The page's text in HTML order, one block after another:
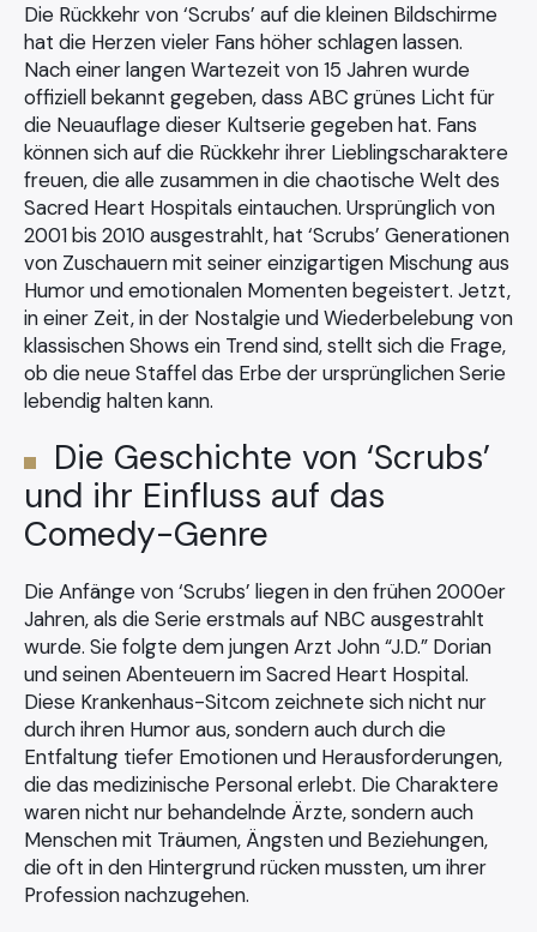
Die Rückkehr von ‘Scrubs’ auf die kleinen Bildschirme
hat die Herzen vieler Fans höher schlagen lassen.
Nach einer langen Wartezeit von 15 Jahren wurde
offiziell bekannt gegeben, dass ABC grünes Licht für
die Neuauflage dieser Kultserie gegeben hat. Fans
können sich auf die Rückkehr ihrer Lieblingscharaktere
freuen, die alle zusammen in die chaotische Welt des
Sacred Heart Hospitals eintauchen. Ursprünglich von
2001 bis 2010 ausgestrahlt, hat ‘Scrubs’ Generationen
von Zuschauern mit seiner einzigartigen Mischung aus
Humor und emotionalen Momenten begeistert. Jetzt,
in einer Zeit, in der Nostalgie und Wiederbelebung von
klassischen Shows ein Trend sind, stellt sich die Frage,
ob die neue Staffel das Erbe der ursprünglichen Serie
lebendig halten kann.
Die Geschichte von ‘Scrubs’
und ihr Einfluss auf das
Comedy-Genre
Die Anfänge von ‘Scrubs’ liegen in den frühen 2000er
Jahren, als die Serie erstmals auf NBC ausgestrahlt
wurde. Sie folgte dem jungen Arzt John “J.D.” Dorian
und seinen Abenteuern im Sacred Heart Hospital.
Diese Krankenhaus-Sitcom zeichnete sich nicht nur
durch ihren Humor aus, sondern auch durch die
Entfaltung tiefer Emotionen und Herausforderungen,
die das medizinische Personal erlebt. Die Charaktere
waren nicht nur behandelnde Ärzte, sondern auch
Menschen mit Träumen, Ängsten und Beziehungen,
die oft in den Hintergrund rücken mussten, um ihrer
Profession nachzugehen.